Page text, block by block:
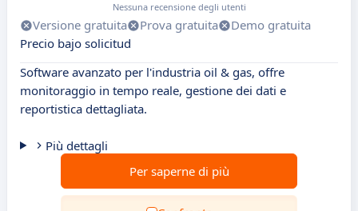
Nessuna recensione degli utenti
Versione gratuita Prova gratuita
Demo gratuita
Precio bajo solicitud
Software avanzato per l'industria oil & gas, offre
monitoraggio in tempo reale, gestione dei dati e
reportistica dettagliata.
Più dettagli
Per saperne di più